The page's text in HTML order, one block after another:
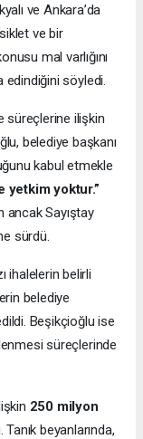
ve Ankara’da
ve bir
mal varlığını
söyledi.
süreçlerine ilişkin
belediye başkanı
kabul etmekle
yetkim yoktur.”
ancak Sayıştay
sürdü.
ihalelerin belirli
belediye
Beşikçioğlu ise
süreçlerinde
250 milyon
beyanlarında,